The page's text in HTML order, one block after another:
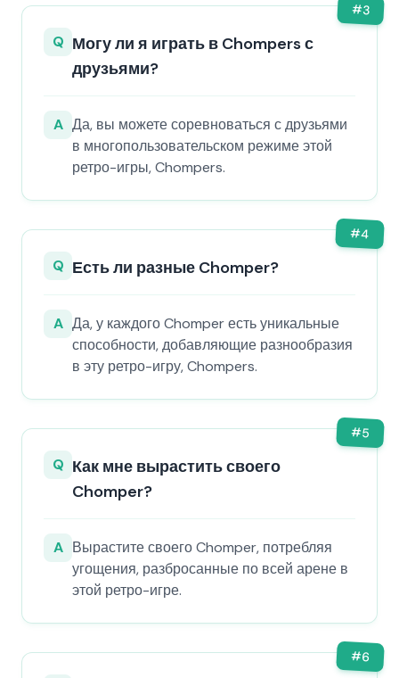
#3
Q Могу ли я играть в Chompers с
друзьями?
A Да, вы можете соревноваться с друзьями
в многопользовательском режиме этой
ретро-игры, Chompers.
#4
Q Есть ли разные Chomper?
A Да, у каждого Chomper есть уникальные
способности, добавляющие разнообразия
в эту ретро-игру, Chompers.
#5
Q Как мне вырастить своего
Chomper?
A Вырастите своего Chomper, потребляя
угощения, разбросанные по всей арене в
этой ретро-игре.
#6